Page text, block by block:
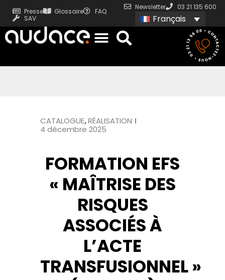
Presse Glossaire
FAQ
SAV
Newsletter 03 21 135 600
Français
CATALOGUE,RÉALISATION
4 décembre 2025
FORMATION EFS
« MAÎTRISE DES
RISQUES
ASSOCIÉS À
L’ACTE
TRANSFUSIONNEL »